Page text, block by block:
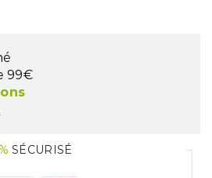
99€
SÉCURISÉ